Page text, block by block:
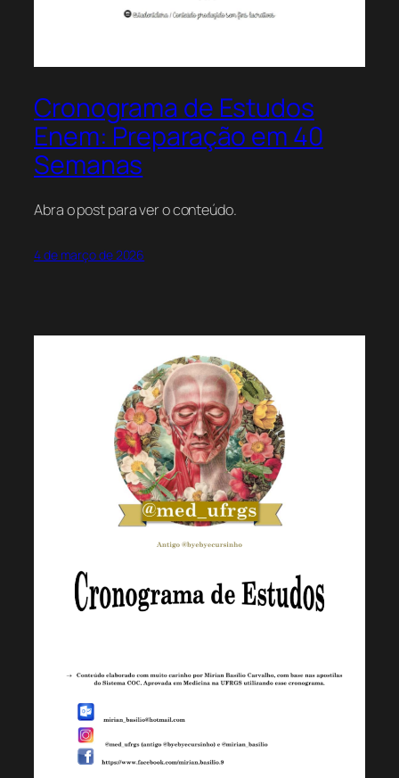
Cronograma de Estudos
Enem: Preparação em 40
Semanas
Abra o post para ver o conteúdo.
4 de março de 2026